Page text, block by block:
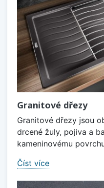
Granitové dřezy
Granitové dřezy jsou
drcené žuly, pojiva a
kameninovému
Číst více